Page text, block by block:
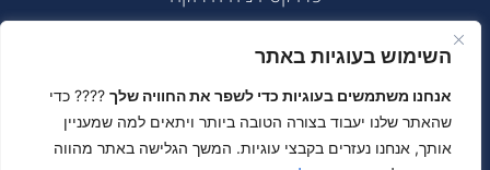
השימוש בעוגיות באתר
אנחנו משתמשים בעוגיות כדי לשפר את החוויה שלך ???? כדי
שהאתר שלנו יעבוד בצורה הטובה ביותר ויתאים למה שמעניין
אותך, אנחנו נעזרים בקבצי עוגיות. המשך הגלישה באתר מהווה
פרויקט רובע אלונים צמודי קרקע
פרויקט טבריה – שכונת מול ארבל